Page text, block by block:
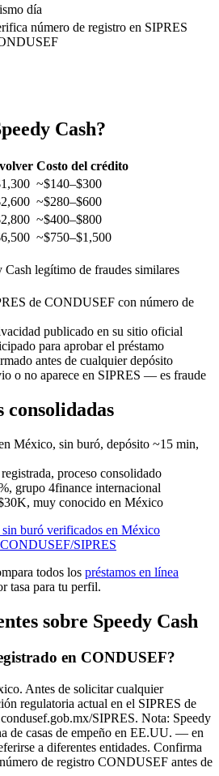
día
número de registro en SIPRES
Cash?
Costo del crédito
~$140–$300
~$280–$600
~$400–$800
~$750–$1,500
legítimo de fraudes similares
de CONDUSEF con número de
publicado en su sitio oficial
para aprobar el préstamo
antes de cualquier depósito
o no aparece en SIPRES — es fraude
México, sin buró, depósito ~15 min,
proceso consolidado
grupo 4finance internacional
muy conocido en México
sin buró verificados en México
SIPRES
todos los préstamos en línea
tasa para tu perfil.
sobre Speedy Cash
en CONDUSEF?
Antes de solicitar cualquier
regulatoria actual en el SIPRES de
SIPRES. Nota: Speedy
de casas de empeño en EE.UU. — en
a diferentes entidades. Confirma
de registro CONDUSEF antes de